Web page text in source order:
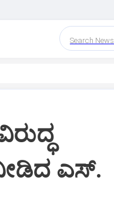
Search News
ನೀಡಿದ ಎಸ್.